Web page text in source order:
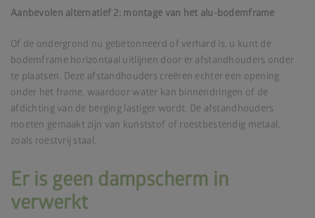
Aanbevolen alternatief 2: montage van het alu-bodemframe
Of de ondergrond nu gebetonneerd of verhard is, u kunt de
bodemframe horizontaal uitlijnen door er afstandhouders onder
te plaatsen. Deze afstandhouders creëren echter een opening
onder het frame, waardoor water kan binnendringen of de
afdichting van de berging lastiger wordt. De afstandhouders
moeten gemaakt zijn van kunststof of roestbestendig metaal,
zoals roestvrij staal.
Er is geen dampscherm in
verwerkt